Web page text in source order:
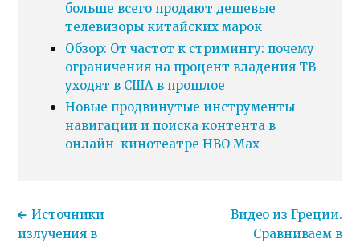
больше всего продают дешевые
телевизоры китайских марок
Обзор: От частот к стримингу: почему
ограничения на процент владения ТВ
уходят в США в прошлое
Новые продвинутые инструменты
навигации и поиска контента в
онлайн-кинотеатре HBO Max
Источники
излучения в
Видео из Греции.
Сравниваем в